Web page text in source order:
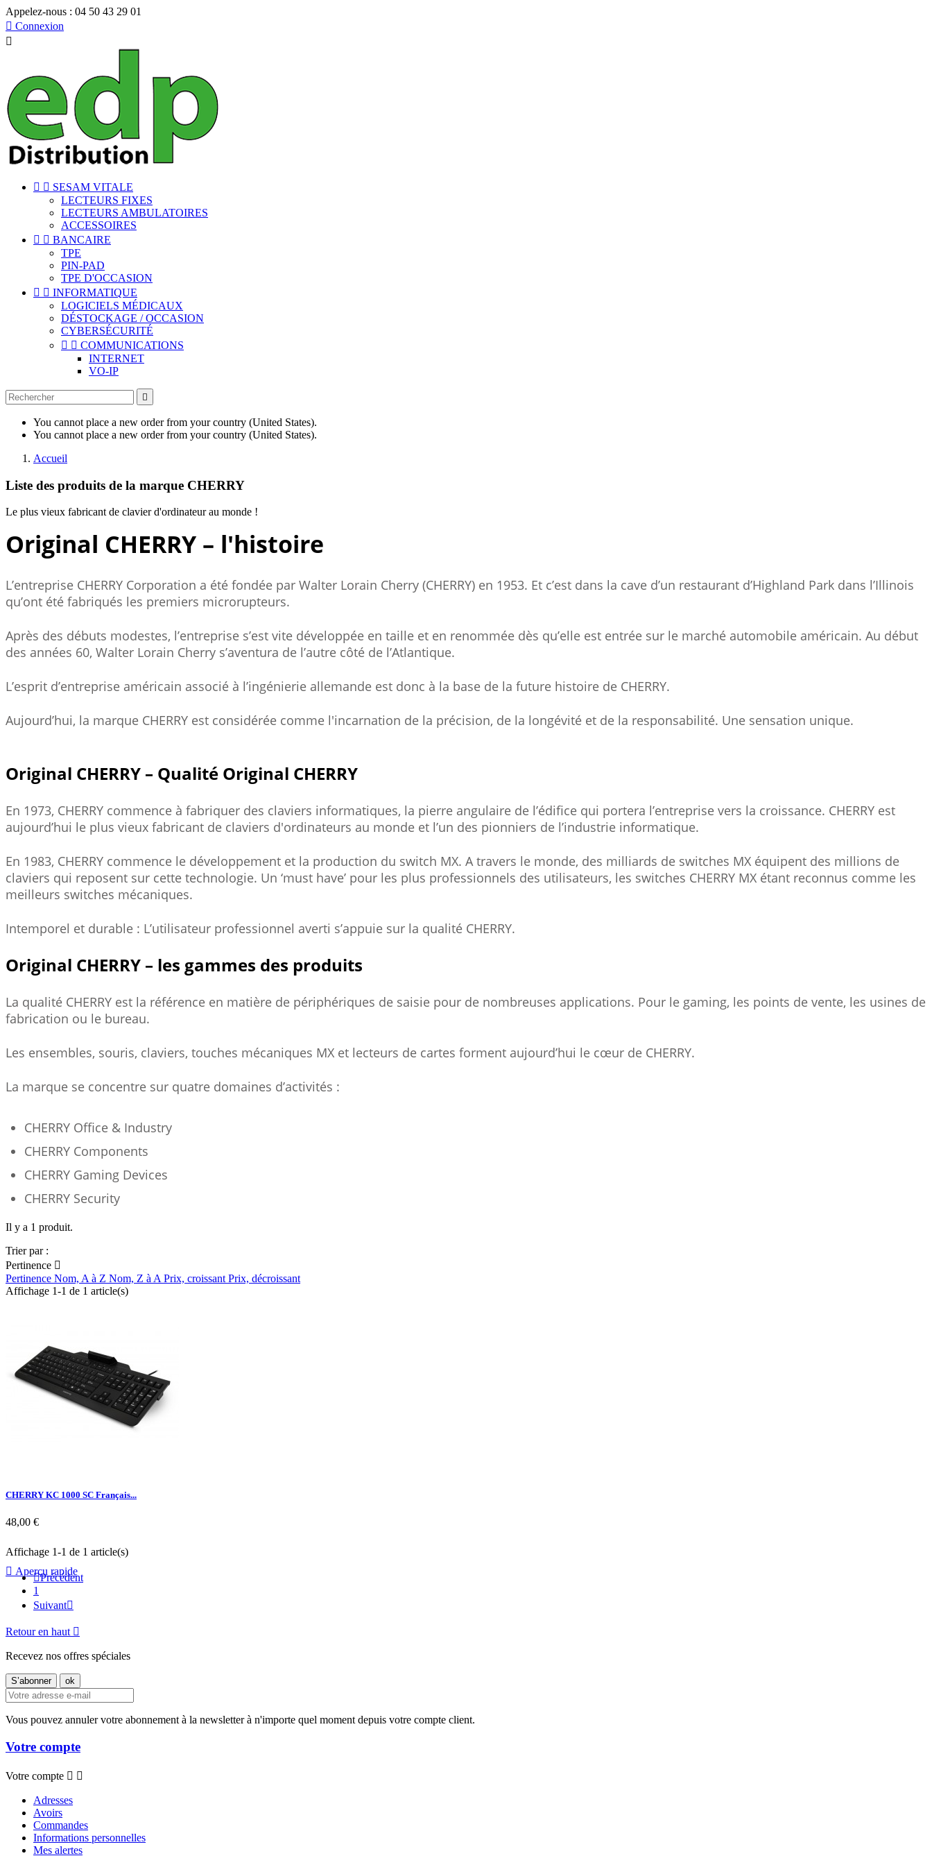
Appelez-nous : 04 50 43 29 01
 Connexion

  SESAM VITALE
LECTEURS FIXES
LECTEURS AMBULATOIRES
ACCESSOIRES
  BANCAIRE
TPE
PIN-PAD
TPE D'OCCASION
  INFORMATIQUE
LOGICIELS MÉDICAUX
DÉSTOCKAGE / OCCASION
CYBERSÉCURITÉ
  COMMUNICATIONS
INTERNET
VO-IP

You cannot place a new order from your country (United States).
You cannot place a new order from your country (United States).
Accueil
Liste des produits de la marque CHERRY
Le plus vieux fabricant de clavier d'ordinateur au monde !
Original CHERRY – l'histoire
L’entreprise CHERRY Corporation a été fondée par Walter Lorain Cherry (CHERRY) en 1953. Et c’est dans la cave d’un restaurant d’Highland Park dans l’Illinois
qu’ont été fabriqués les premiers microrupteurs.
Après des débuts modestes, l’entreprise s’est vite développée en taille et en renommée dès qu’elle est entrée sur le marché automobile américain. Au début
des années 60, Walter Lorain Cherry s’aventura de l’autre côté de l’Atlantique.
L’esprit d’entreprise américain associé à l’ingénierie allemande est donc à la base de la future histoire de CHERRY.
Aujourd’hui, la marque CHERRY est considérée comme l'incarnation de la précision, de la longévité et de la responsabilité. Une sensation unique.
Original CHERRY – Qualité Original CHERRY
En 1973, CHERRY commence à fabriquer des claviers informatiques, la pierre angulaire de l’édifice qui portera l’entreprise vers la croissance. CHERRY est
aujourd’hui le plus vieux fabricant de claviers d'ordinateurs au monde et l’un des pionniers de l’industrie informatique.
En 1983, CHERRY commence le développement et la production du switch MX. A travers le monde, des milliards de switches MX équipent des millions de
claviers qui reposent sur cette technologie. Un ‘must have’ pour les plus professionnels des utilisateurs, les switches CHERRY MX étant reconnus comme les
meilleurs switches mécaniques.
Intemporel et durable : L’utilisateur professionnel averti s’appuie sur la qualité CHERRY.
Original CHERRY – les gammes des produits
La qualité CHERRY est la référence en matière de périphériques de saisie pour de nombreuses applications. Pour le gaming, les points de vente, les usines de
fabrication ou le bureau.
Les ensembles, souris, claviers, touches mécaniques MX et lecteurs de cartes forment aujourd’hui le cœur de CHERRY.
La marque se concentre sur quatre domaines d’activités :
CHERRY Office & Industry
CHERRY Components
CHERRY Gaming Devices
CHERRY Security
Il y a 1 produit.
Trier par :
Pertinence 
Pertinence Nom, A à Z Nom, Z à APrix, croissantPrix, décroissant
Affichage 1-1 de 1 article(s)
CHERRY KC 1000 SC Français...
48,00 €
 Aperçu rapide
Affichage 1-1 de 1 article(s)
Précédent
1
Suivant
Retour en haut 
Recevez nos offres spéciales
Vous pouvez annuler votre abonnement à la newsletter à n'importe quel moment depuis votre compte client.
Votre compte
Votre compte  
Adresses
Avoirs
Commandes
Informations personnelles
Mes alertes